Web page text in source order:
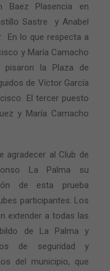
Baez Plasencia en
Sastre
y Anabel
En lo que respecta a
y María Camacho
pisaron la Plaza de
de Víctor García
El tercer puesto
y María Camacho
agradecer al Club de
La Palma su
de esta prueba
participantes. Los
extender a todas las
de La Palma y
de seguridad y
del municipio, que